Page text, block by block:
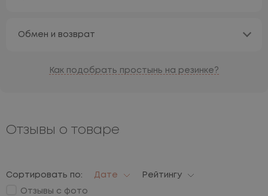
Обмен и возврат
Как подобрать простынь на резинке?
Отзывы о товаре
Сортировать по: Дате Рейтингу
Отзывы с фото